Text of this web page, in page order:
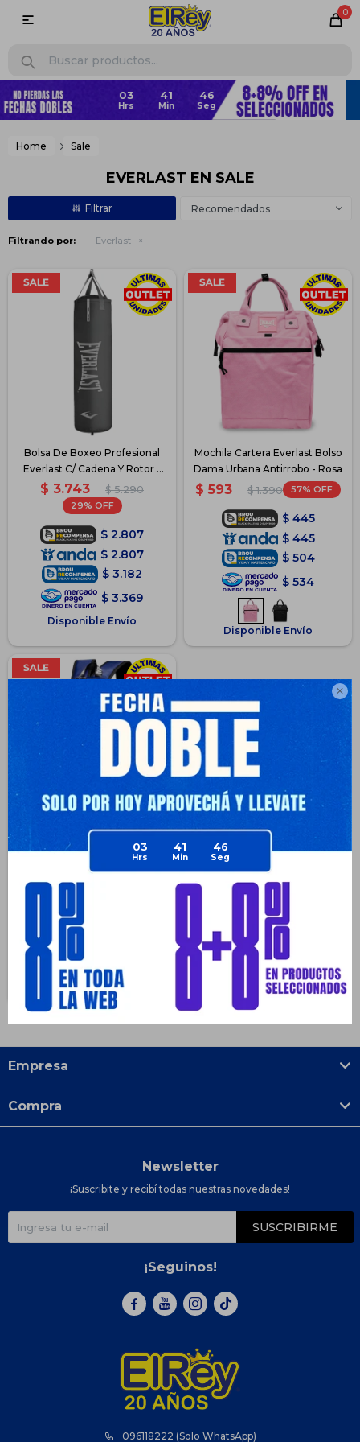

03 41 46
0

Home Sale
EVERLAST EN SALE
Recomendados
Filtrando por: Everlast
Bolsa De Boxeo Profesional
Everlast C/ Cadena Y Rotor -
Gris
$ 3.743 $ 5.290
29
$ 2.807
$ 2.807
$ 3.182
$ 3.369
Disponible Envío
Mochila Cartera Everlast Bolso
Dama Urbana Antirrobo - Rosa
$ 593 $ 1.390 57
$ 445
$ 445
$ 504
$ 534
Disponible Envío
Mochila Deportiva Everlast C/
Porta Botella y Llavero - Azul
1.790 62
$ 604
Disponible Envío
096118222 (Solo WhatsApp)
Empresa
Compra
Newsletter
¡Suscribite y recibí todas nuestras novedades!
SUSCRIBIRME
¡Seguinos!
  